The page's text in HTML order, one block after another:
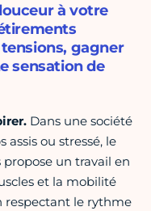
à votre
gagner
sensation de
Dans une société
ou stressé, le
un travail en
et la mobilité
respectant le rythme